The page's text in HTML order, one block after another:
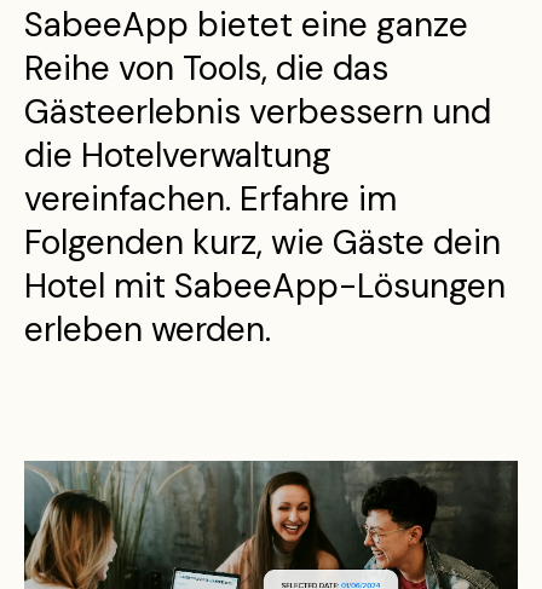
SabeeApp bietet eine ganze
Reihe von Tools, die das
Gästeerlebnis verbessern und
die Hotelverwaltung
vereinfachen. Erfahre im
Folgenden kurz, wie Gäste dein
Hotel mit SabeeApp-Lösungen
erleben werden.